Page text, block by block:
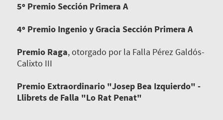
5º Premio Sección Primera A
4º Premio Ingenio y Gracia Sección Primera A
Premio Raga, otorgado por la Falla Pérez Galdós-
Calixto III
Premio Extraordinario "Josep Bea Izquierdo" -
Llibrets de Falla "Lo Rat Penat"